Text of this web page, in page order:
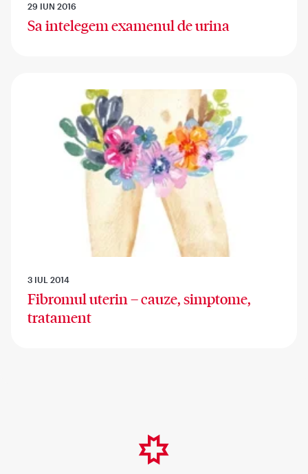
29 IUN 2016
Sa intelegem examenul de urina
3 IUL 2014
Fibromul uterin – cauze, simptome,
tratament